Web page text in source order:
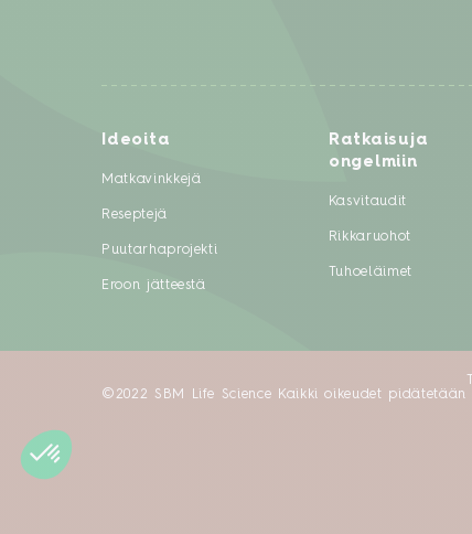
Ideoita
Matkavinkkejä
Reseptejä
Puutarhaprojekti
Eroon jätteestä
Ratkaisuja
ongelmiin
Kasvitaudit
Rikkaruohot
Tuhoeläimet
©2022 SBM Life Science Kaikki oikeudet pidätetään